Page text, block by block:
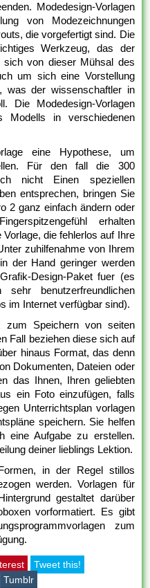
Modedesign-Vorlagen
von Modezeichnungen
die vorgefertigt sind. Die
Werkzeug, das der
von dieser Mühsal des
um sich eine Vorstellung
was der wissenschaftler in
Die Modedesign-Vorlagen
Modells in verschiedenen
eine Hypothese, um
Für den fall die 300
nicht Einen speziellen
entsprechen, bringen Sie
2 ganz einfach ändern oder
erhalten
die fehlerlos auf Ihre
zuhilfenahme von Ihrem
der Hand geringer werden
Design-Paket fuer (es
benutzerfreundlichen
im Internet verfügbar sind).
zum Speichern von seiten
Fall beziehen diese sich auf
hinaus Format, das denn
Dokumenten, Dateien oder
das Ihnen, Ihren geliebten
ein Foto einzufügen, falls
Unterrichtsplan vorlagen
speichern. Sie helfen
eine Aufgabe zu erstellen.
deiner lieblings Lektion.
in der Regel stillos
werden. Vorlagen für
gestaltet darüber
vorformatiert. Es gibt
zum
Tweet this!
Tumblr